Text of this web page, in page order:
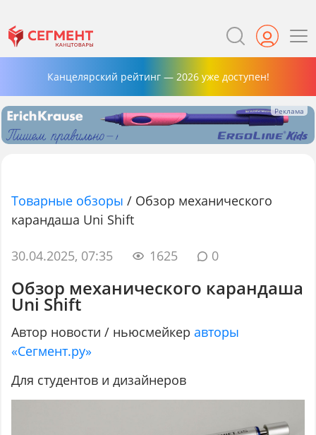
Канцелярский рейтинг — 2026 уже доступен!
Товарные обзоры / Обзор механического
карандаша Uni Shift
30.04.2025, 07:35 1625 0
Обзор механического карандаша
Uni Shift
Автор новости / ньюсмейкеравторы
«Сегмент.ру»
Для студентов и дизайнеров